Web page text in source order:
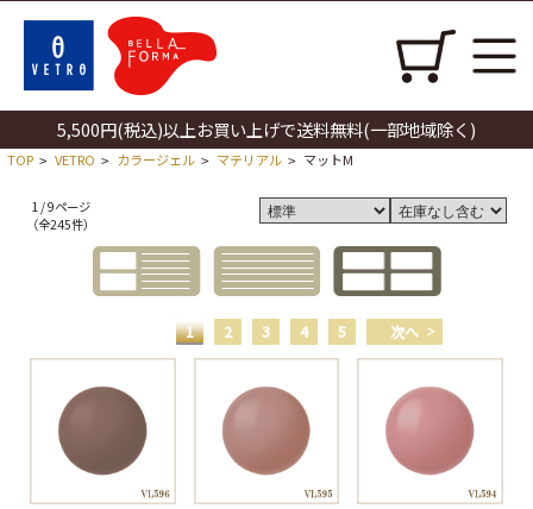
5,500円(税込)以上お買い上げで送料無料(一部地域除く)
TOP > VETRO > カラージェル > マテリアル > マットM
1 / 9ページ
（全245件）
1 2 3 4 5 次へ